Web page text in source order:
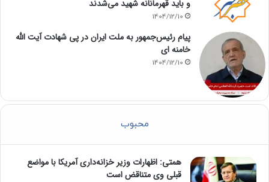
و باید قهرمانانه شهید می‌شدند
1404/12/10
پیام رئیس‌جمهور به ملت ایران در پی شهادت آیت الله
خامنه ای
1404/12/10
محبوب
همتی: اظهارات وزیر خزانه‌داری آمریکا با مواضع
قبلی وی متناقض است